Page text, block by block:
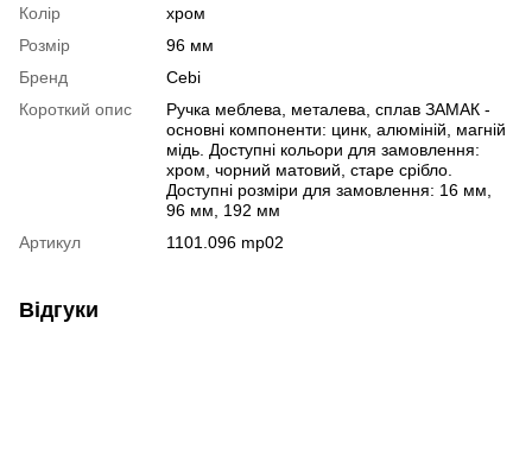
Колір
хром
Розмір
96 мм
Бренд
Cebi
Короткий опис
Ручка меблева, металева, сплав ЗАМАК -
основні компоненти: цинк, алюміній, магній
мідь. Доступні кольори для замовлення:
хром, чорний матовий, старе срібло.
Доступні розміри для замовлення: 16 мм,
96 мм, 192 мм
Артикул
1101.096 mp02
Відгуки